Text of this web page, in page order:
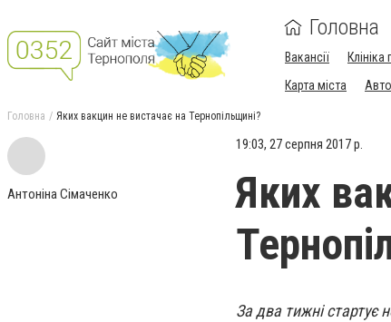
Головна
Вакансії
Карта міста
Авто
Головна Яких вакцин не вистачає на Тернопільщині?
Антоніна Сімаченко
19:03, 27 серпня 2017 р.
Яких
За два тижні стартує